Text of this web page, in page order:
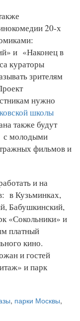
20-х
и «Наконец в
кураторы
зрителям
нужно
школы
также будут
с молодыми
фильмов и
и на
в Кузьминках,
Бабушкинский,
«Сокольники» и
платный
кино.
и гостей
и парк
, парки Москвы,